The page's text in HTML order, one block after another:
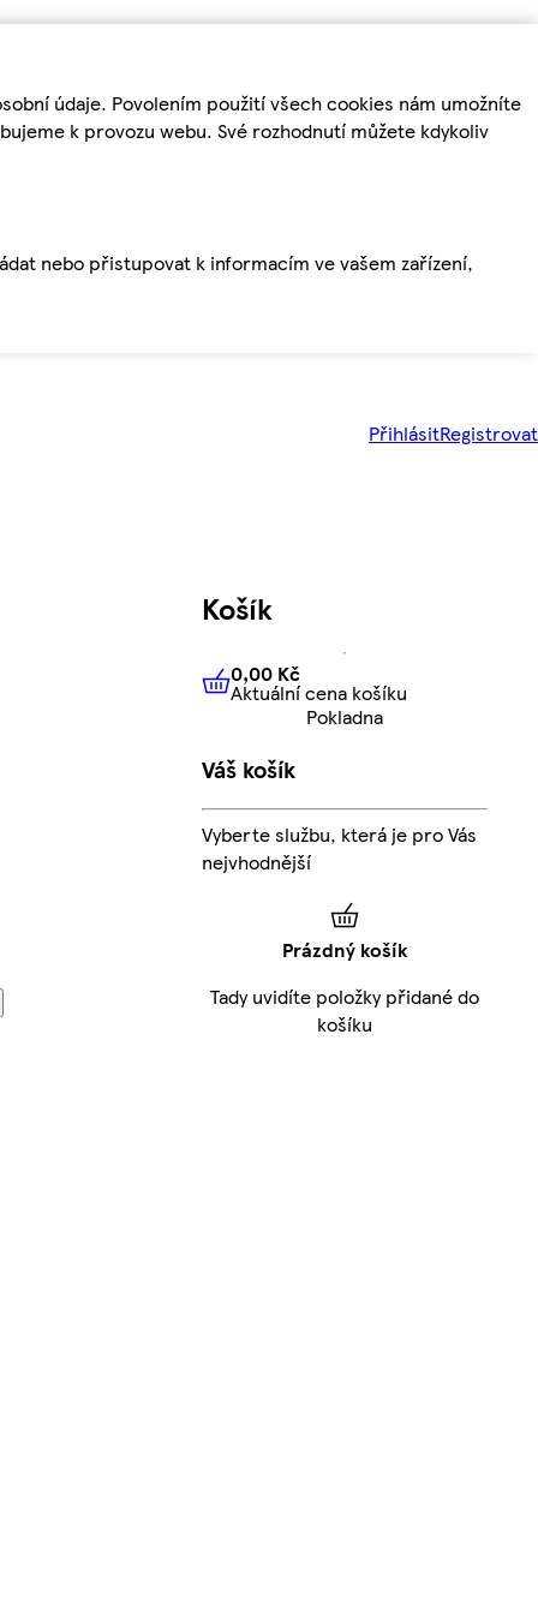
údaje. Povolením použití všech cookies nám umožníte
k provozu webu. Své rozhodnutí můžete kdykoliv
nebo přistupovat k informacím ve vašem zařízení,
PřihlásitRegistrovat
Košík
0,00 KčAktuální cena košíku
0,00 Kč
Aktuální cena košíku
Pokladna
Váš košík
Vyberte službu, která je pro Vás
nejvhodnější
Prázdný košík
Tady uvidíte položky přidané do
košíku